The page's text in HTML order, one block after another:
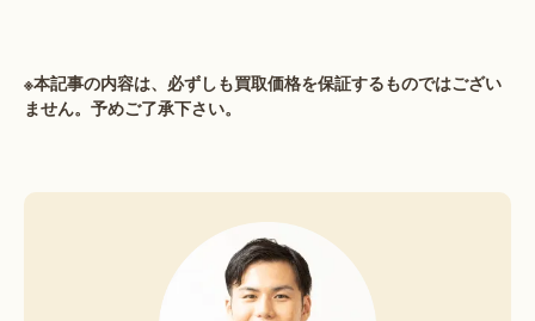
※本記事の内容は、必ずしも買取価格を保証するものではござい
ません。予めご了承下さい。